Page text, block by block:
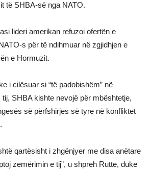
të SHBA-së nga NATO.
lideri amerikan refuzoi ofertën e
s për të ndihmuar në zgjidhjen e
e Hormuzit.
i cilësuar si “të padobishëm” në
SHBA kishte nevojë për mbështetje,
së përfshirjes së tyre në konfliktet
qartësisht i zhgënjyer me disa anëtare
zemërimin e tij”, u shpreh Rutte, duke